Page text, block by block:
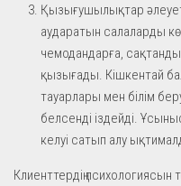
Қызығушылықтар
аударатын салаларды
чемодандарға,
қызығады. Кішкентай
тауарлары мен білім
белсенді іздейді.
келуі сатып алу
Клиенттердің психологиясын